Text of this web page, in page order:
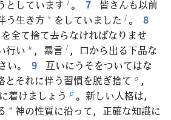
としています i 。 7
皆さんも以前
う生き方 * をしていました j 。
8
全て捨て去らなければなりませ
行い k ，暴言 l ，口から出る下品な
い。 9
互いにうそをついてはな
とそれに伴う習慣を脱ぎ捨て o ，
着けましょう p 。新しい人格は，
* 神の性質に沿って，正確な知識に